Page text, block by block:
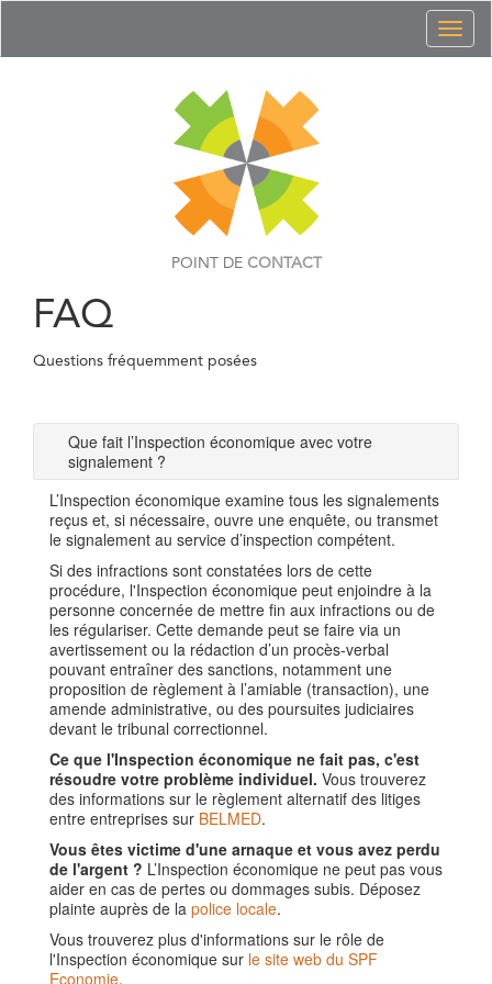
POINT DE CONTACT
FAQ
Questions fréquemment posées
Que fait l’Inspection économique avec votre
signalement ?
L’Inspection économique examine tous les signalements
reçus et, si nécessaire, ouvre une enquête, ou transmet
le signalement au service d’inspection compétent.
Si des infractions sont constatées lors de cette
procédure, l'Inspection économique peut enjoindre à la
personne concernée de mettre fin aux infractions ou de
les régulariser. Cette demande peut se faire via un
avertissement ou la rédaction d’un procès-verbal
pouvant entraîner des sanctions, notamment une
proposition de règlement à l’amiable (transaction), une
amende administrative, ou des poursuites judiciaires
devant le tribunal correctionnel.
Ce que l'Inspection économique ne fait pas, c'est
résoudre votre problème individuel. Vous trouverez
des informations sur le règlement alternatif des litiges
entre entreprises sur BELMED.
Vous êtes victime d'une arnaque et vous avez perdu
de l'argent ? L’Inspection économique ne peut pas vous
aider en cas de pertes ou dommages subis. Déposez
plainte auprès de la police locale.
Vous trouverez plus d'informations sur le rôle de
l'Inspection économique sur le site web du SPF
Economie.